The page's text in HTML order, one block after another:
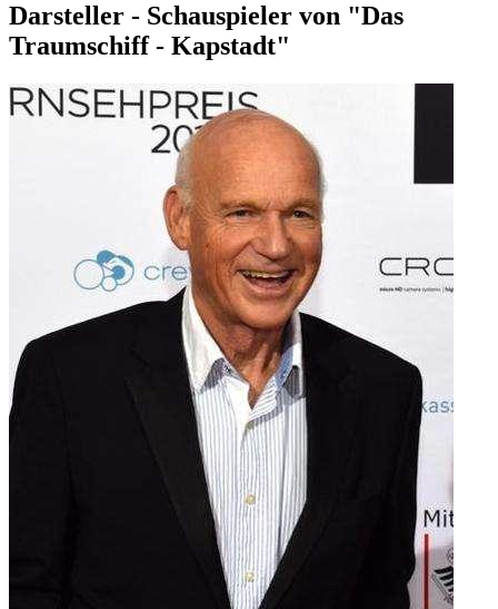
Darsteller - Schauspieler von "Das
Traumschiff - Kapstadt"